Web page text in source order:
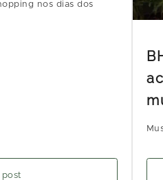
nos dias dos
post